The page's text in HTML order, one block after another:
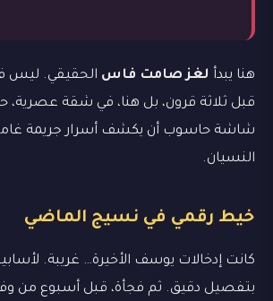
هنا يبدأ لغز صامت فاس الحقيقي. ليس
قبل ثلاثة قرون، بل هنا، في شقة عصرية،
شاشة حاسوب أن يكشف أسرار جريمة
النسيان.
خيط رقمي في نسيج الماضي
كانت إدخالات يوسف الأخيرة… غريبة.
بتفصيل دقيق. ثم فجأة، قبل أسبوع من